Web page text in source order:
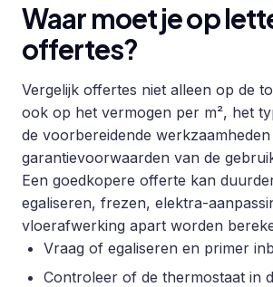
Waar moet je op
offertes?
Vergelijk offertes niet alleen op de
ook op het vermogen per m², het
de voorbereidende werkzaamheden
garantievoorwaarden van de
Een goedkopere offerte kan
egaliseren, frezen, elektra-
vloerafwerking apart worden
Vraag of egaliseren en primer
Controleer of de thermostaat in